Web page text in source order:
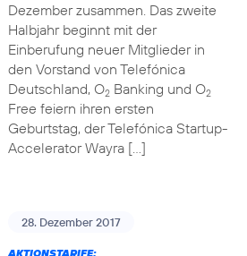
Dezember zusammen. Das zweite
Halbjahr beginnt mit der
Einberufung neuer Mitglieder in
den Vorstand von Telefónica
Deutschland, O2Banking und O2
Free feiern ihren ersten
Geburtstag, der Telefónica Startup-
Accelerator Wayra […]
28. Dezember 2017
AKTIONSTARIFE: